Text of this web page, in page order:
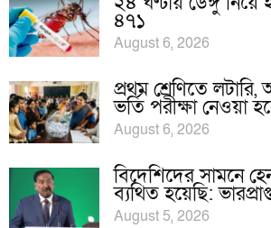
৪৭১
August 6, 2026
প্রথম শ্রেণিতে লটারি,
ভর্তি পরীক্ষা নেওয়া
August 6, 2026
বিদেশিদের সামনে
ব্যথিত হয়েছি:
August 5, 2026